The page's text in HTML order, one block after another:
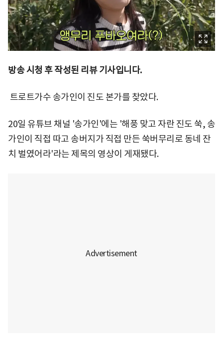
방송 시청 후 작성된 리뷰 기사입니다.
트로트가수 송가인이 진도 본가를 찾았다.
20일 유튜브 채널 '송가인'에는 '해풍 맞고 자란 진도 쑥, 송
가인이 직접 따고 송버지가 직접 만든 쑥버무리로 동네 잔
치 벌였어라'라는 제목의 영상이 게재됐다.